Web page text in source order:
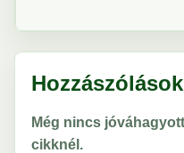
Hozzászólások
Még nincs
cikknél.